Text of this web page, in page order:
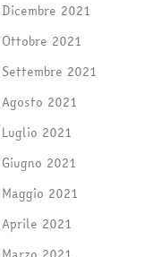
Dicembre 2021
Ottobre 2021
Settembre 2021
Agosto 2021
Luglio 2021
Giugno 2021
Maggio 2021
Aprile 2021